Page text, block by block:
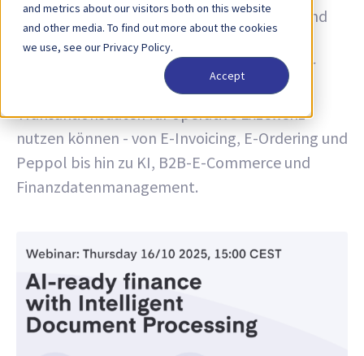
and metrics about our visitors both on this website
and other media. To find out more about the cookies
we use, see our Privacy Policy.
Accept
Einblicke in Transaktionen, Technologien und
Trends sowie Neuigkeiten zu
Produktaktualisierungen. Erfahren Sie mehr
darüber, wie Sie Prozesse verbessern und
Transaktionsdaten für operative Exzellenz
nutzen können - von E-Invoicing, E-Ordering und
Peppol bis hin zu KI, B2B-E-Commerce und
Finanzdatenmanagement.